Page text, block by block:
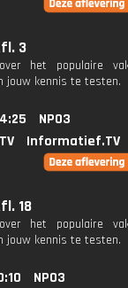
3
het populaire
jouw kennis te testen.
NPO3
Informatief.TV
18
het populaire
jouw kennis te testen.
NPO3